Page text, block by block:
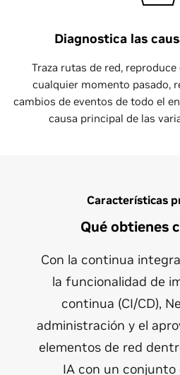
Diagnostica las
Traza rutas de red,
cualquier momento pasado,
cambios de eventos de todo el
causa principal de las
Características
Qué obtienes
Con la continua
la funcionalidad de
continua (CI/CD),
administración y el
elementos de red
IA con un conjunto